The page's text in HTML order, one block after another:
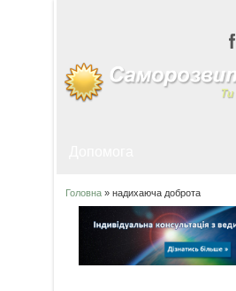
Ви є тут
Головна» надихаюча доброта